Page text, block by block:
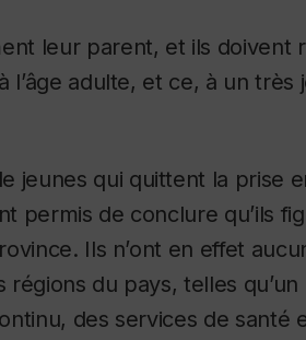
leur parent, et ils doivent
l’âge adulte, et ce, à un très
jeunes qui quittent la prise
permis de conclure qu’ils
Ils n’ont en effet
régions du pays, telles
des services de santé